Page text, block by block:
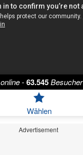
online-63.545Besucher
Wählen
Advertisement